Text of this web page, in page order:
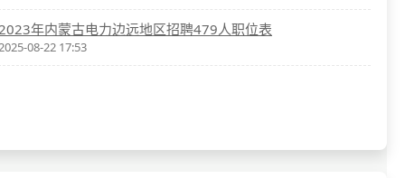
年内蒙古电力边远地区招聘479人职位表
08-22 17:53